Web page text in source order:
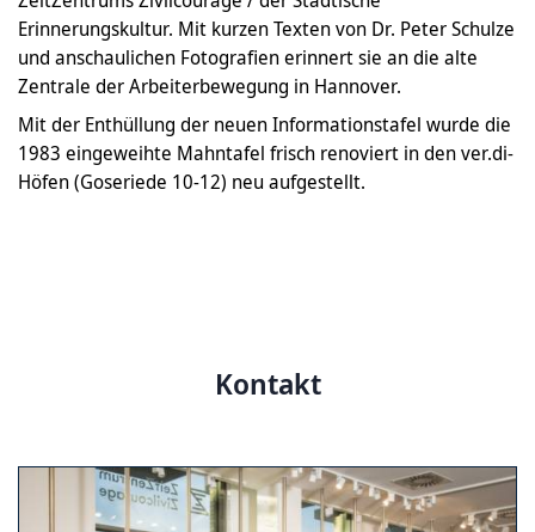
Erinnerungskultur. Mit kurzen Texten von Dr. Peter Schulze
und anschaulichen Fotografien erinnert sie an die alte
Zentrale der Arbeiterbewegung in Hannover.
Mit der Enthüllung der neuen Informationstafel wurde die
1983 eingeweihte Mahntafel frisch renoviert in den ver.di-
Höfen (Goseriede 10-12) neu aufgestellt.
Kontakt